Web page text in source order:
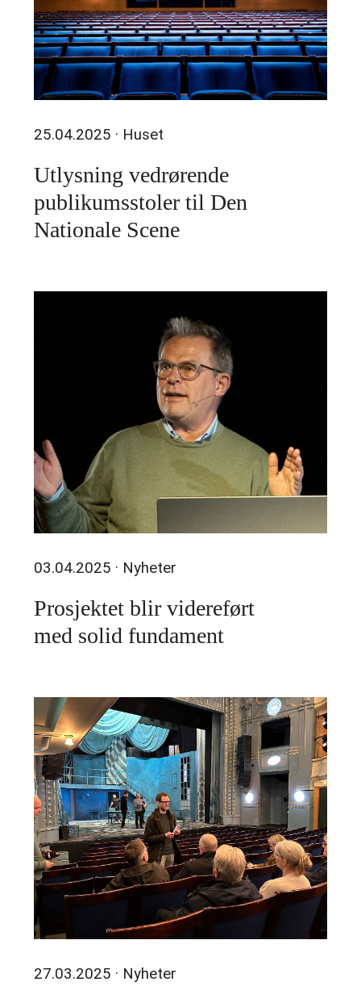
25.04.2025 · Huset
Utlysning vedrørende
publikumsstoler til Den
Nationale Scene
03.04.2025 · Nyheter
Prosjektet blir videreført
med solid fundament
27.03.2025 · Nyheter